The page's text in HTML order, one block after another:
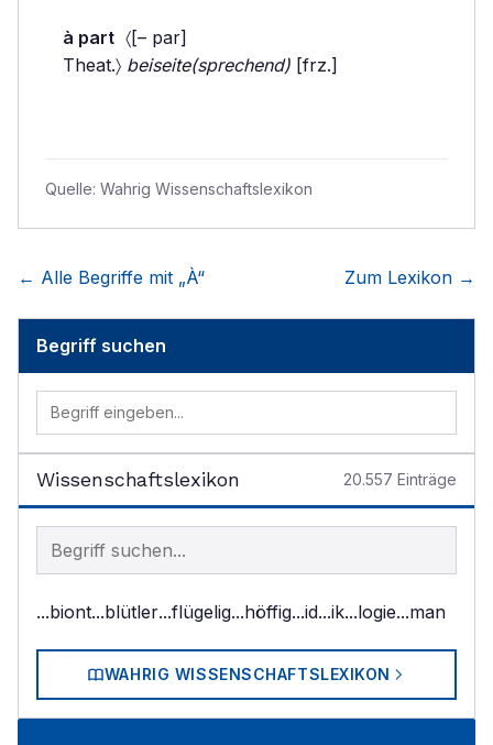
à part 〈[– par]
Theat.〉 beiseite(sprechend) [frz.]
Quelle: Wahrig Wissenschaftslexikon
← Alle Begriffe mit „À“ Zum Lexikon →
Begriff suchen
Wissenschaftslexikon 20.557 Einträge
Begriff im Lexikon suchen
...biont...blütler...flügelig...höffig...id...ik...logie...man
WAHRIG WISSENSCHAFTSLEXIKON